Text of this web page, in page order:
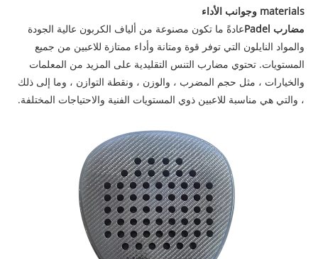
materials وجوانب الأداء
مضارب Padel
عادةً ما تكون مصنوعة من ألياف الكربون عالية الجودة
والمواد النايلون التي توفر قوة ومتانة وأداء ممتازة للاعبين من جميع
المستويات. تحتوي مضارب التنس التقليدية على المزيد من المعلمات
والخيارات ، مثل حجم المضرب ، والوزن ، ونقطة التوازن ، وما إلى ذلك
، والتي هي مناسبة للاعبين ذوي المستويات الفنية والاحتياجات المختلفة.